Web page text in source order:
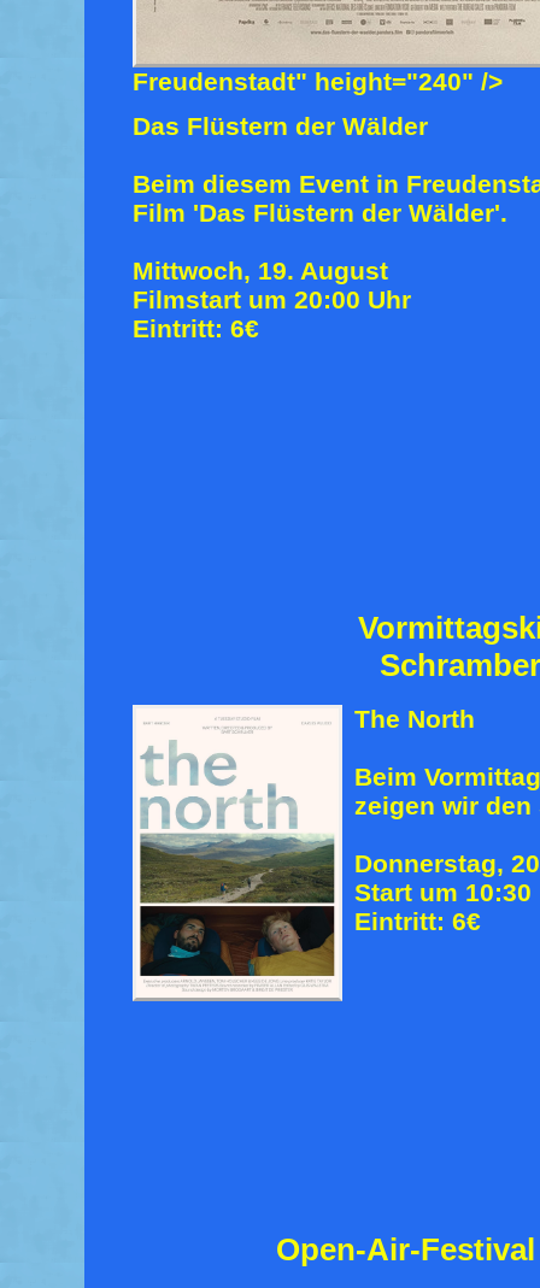
Freudenstadt" height="240" />
Das Flüstern der Wälder
Beim diesem Event in
Film 'Das Flüstern der Wälder'.
Mittwoch, 19. August
Filmstart um 20:00 Uhr
Eintritt: 6€
The North
Beim
zeigen wir
Donnerstag,
Start um 10:30
Eintritt: 6€
Open-Air-